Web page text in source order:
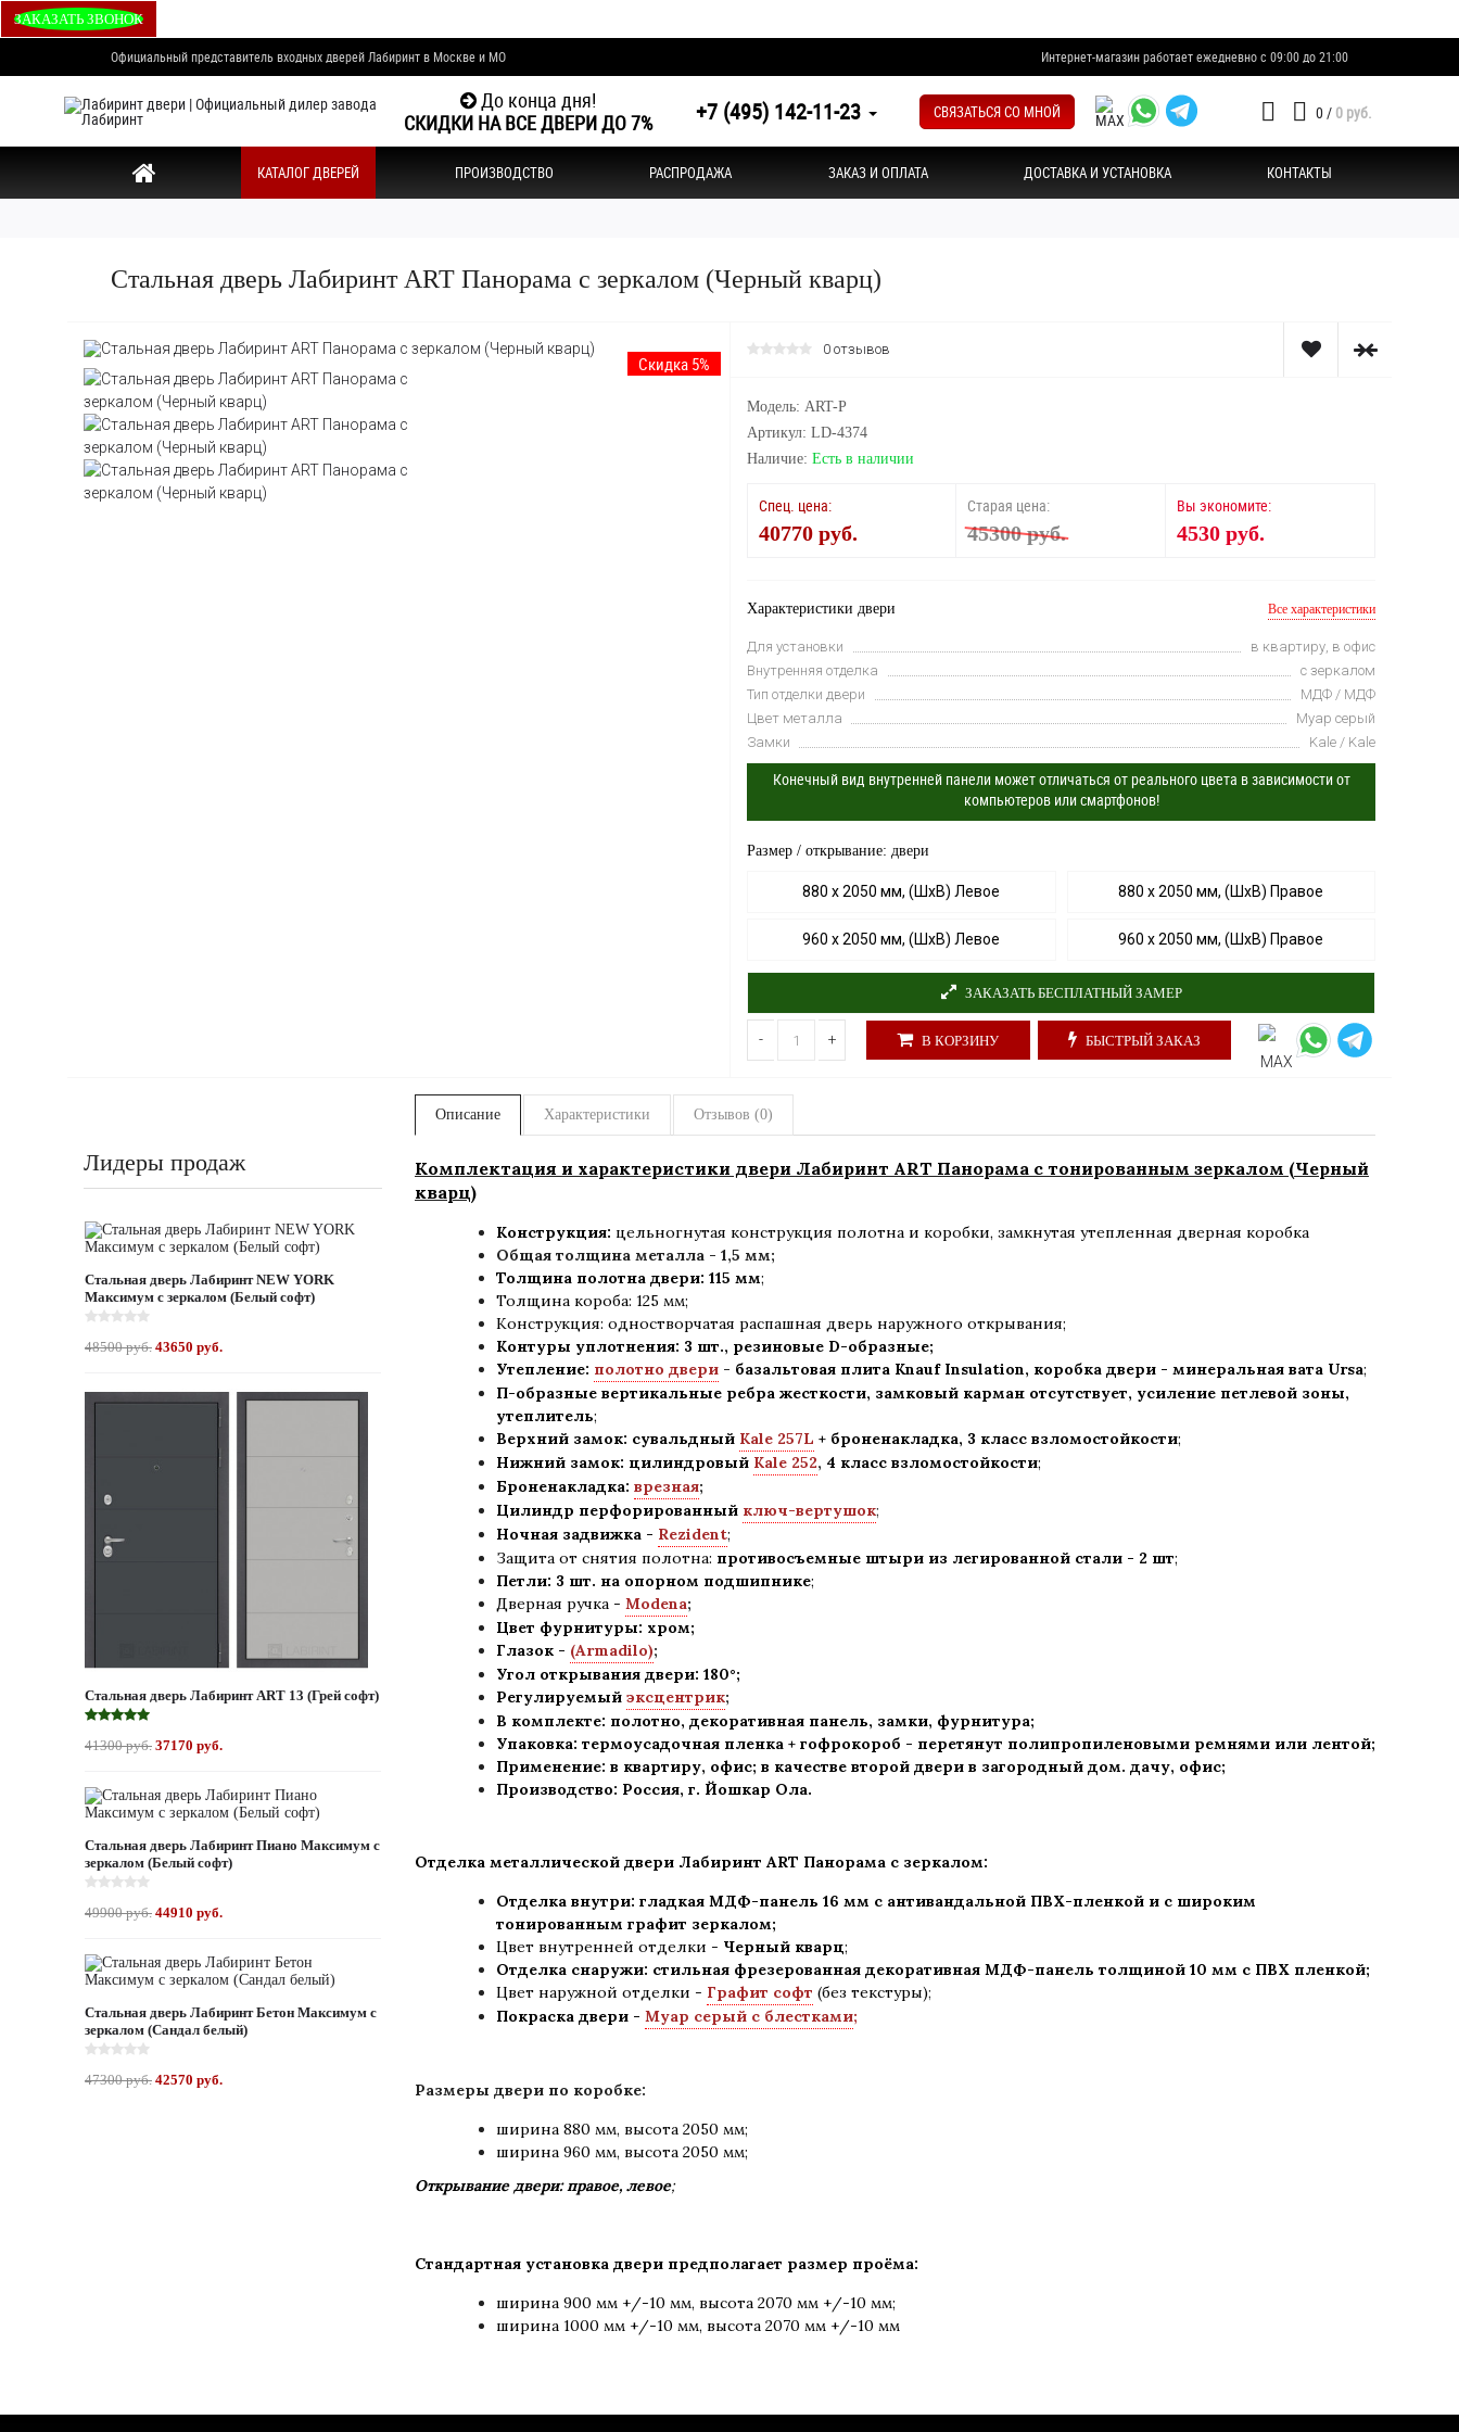
ЗАКАЗАТЬ ЗВОНОК
Официальный представитель входных дверей Лабиринт в Москве и МО Интернет-магазин работает ежедневно с 09:00 до 21:00
До конца дня!
СКИДКИ НА ВСЕ ДВЕРИ ДО 7%
+7 (495) 142-11-23 СВЯЗАТЬСЯ СО МНОЙ 0 / 0 руб.
КАТАЛОГ ДВЕРЕЙ ПРОИЗВОДСТВО РАСПРОДАЖА ЗАКАЗ И ОПЛАТА ДОСТАВКА И УСТАНОВКА КОНТАКТЫ
Стальная дверь Лабиринт ART Панорама с зеркалом (Черный кварц)
Скидка 5%
0 отзывов
Модель: ART-P
Артикул: LD-4374
Наличие: Есть в наличии
Спец. цена:
40770 руб.
Старая цена:
45300 руб.
Вы экономите:
4530 руб.
Характеристики двери Все характеристики
Для установки
в квартиру, в офис
Внутренняя отделка
с зеркалом
Тип отделки двери
МДФ / МДФ
Цвет металла
Муар серый
Замки
Kale / Kale
Конечный вид внутренней панели может отличаться от реального цвета в зависимости от
компьютеров или смартфонов!
Размер / открывание: двери
880 х 2050 мм, (ШхВ) Левое 880 х 2050 мм, (ШхВ) Правое
960 х 2050 мм, (ШхВ) Левое 960 х 2050 мм, (ШхВ) Правое
ЗАКАЗАТЬ БЕСПЛАТНЫЙ ЗАМЕР
- + В КОРЗИНУ БЫСТРЫЙ ЗАКАЗ
Лидеры продаж
Стальная дверь Лабиринт NEW YORK
Максимум с зеркалом (Белый софт)
48500 руб. 43650 руб.
Стальная дверь Лабиринт ART 13 (Грей софт)
41300 руб. 37170 руб.
Стальная дверь Лабиринт Пиано Максимум с
зеркалом (Белый софт)
49900 руб. 44910 руб.
Стальная дверь Лабиринт Бетон Максимум с
зеркалом (Сандал белый)
47300 руб. 42570 руб.
Описание Характеристики Отзывов (0)
Комплектация и характеристики двери Лабиринт ART Панорама с тонированным зеркалом (Черный
кварц)
Конструкция: цельногнутая конструкция полотна и коробки, замкнутая утепленная дверная коробка
Общая толщина металла - 1,5 мм;
Толщина полотна двери: 115 мм;
Толщина короба: 125 мм;
Конструкция: одностворчатая распашная дверь наружного открывания;
Контуры уплотнения: 3 шт., резиновые D-образные;
Утепление: полотно двери - базальтовая плита Knauf Insulation, коробка двери - минеральная вата Ursa;
П-образные вертикальные ребра жесткости, замковый карман отсутствует, усиление петлевой зоны,
утеплитель;
Верхний замок: сувальдный Kale 257L + броненакладка, 3 класс взломостойкости;
Нижний замок: цилиндровый Kale 252, 4 класс взломостойкости;
Броненакладка: врезная;
Цилиндр перфорированный ключ-вертушок;
Ночная задвижка - Rezident;
Защита от снятия полотна: противосъемные штыри из легированной стали - 2 шт;
Петли: 3 шт. на опорном подшипнике;
Дверная ручка - Modena;
Цвет фурнитуры: хром;
Глазок - (Armadilo);
Угол открывания двери: 180°;
Регулируемый эксцентрик;
В комплекте: полотно, декоративная панель, замки, фурнитура;
Упаковка: термоусадочная пленка + гофрокороб - перетянут полипропиленовыми ремнями или лентой;
Применение: в квартиру, офис; в качестве второй двери в загородный дом. дачу, офис;
Производство: Россия, г. Йошкар Ола.
Отделка металлической двери Лабиринт ART Панорама с зеркалом:
Отделка внутри: гладкая МДФ-панель 16 мм с антивандальной ПВХ-пленкой и с широким
тонированным графит зеркалом;
Цвет внутренней отделки - Черный кварц;
Отделка снаружи: стильная фрезерованная декоративная МДФ-панель толщиной 10 мм с ПВХ пленкой;
Цвет наружной отделки - Графит софт (без текстуры);
Покраска двери - Муар серый с блестками;
Размеры двери по коробке:
ширина 880 мм, высота 2050 мм;
ширина 960 мм, высота 2050 мм;
Открывание двери: правое, левое;
Стандартная установка двери предполагает размер проёма:
ширина 900 мм +/-10 мм, высота 2070 мм +/-10 мм;
ширина 1000 мм +/-10 мм, высота 2070 мм +/-10 мм